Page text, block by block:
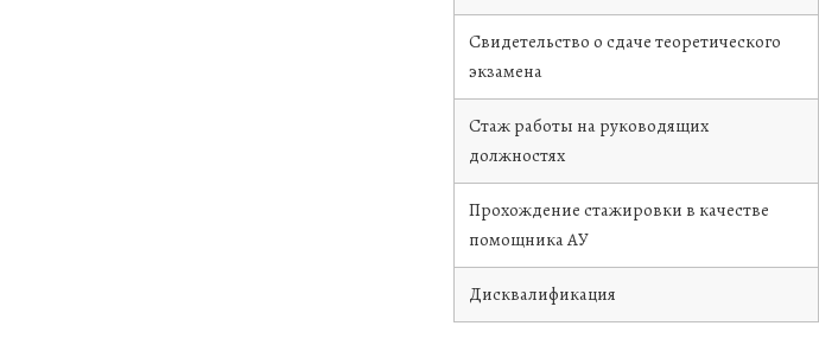
Свидетельство о сдаче теоретического
экзамена
Стаж работы на руководящих
должностях
Прохождение стажировки в качестве
помощника АУ
Дисквалификация